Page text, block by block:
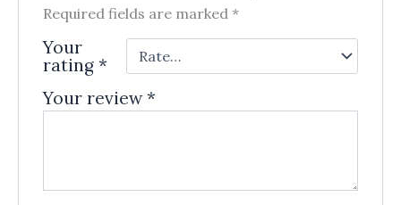
Required fields are marked *
Your
rating *
Your review*